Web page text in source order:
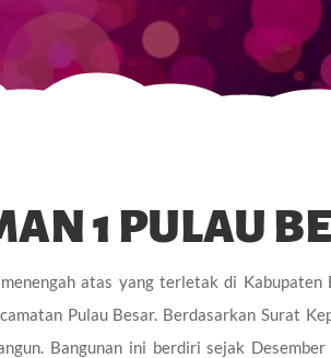
1 PULAU
atas yang terletak di Kabupaten
Pulau Besar. Berdasarkan Surat
Bangunan ini berdiri sejak